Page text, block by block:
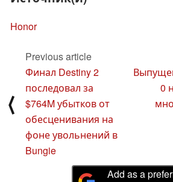
Honor
⟨
Previous article
Финал Destiny 2
последовал за
$764M убытков от
обесценивания на
фоне увольнений в
Bungie
0
Add as a